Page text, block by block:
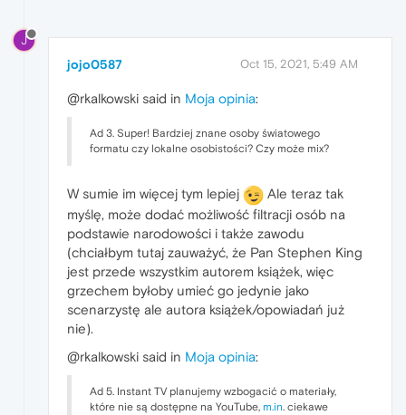
J
jojo0587 Oct 15, 2021, 5:49 AM
@rkalkowski said in Moja opinia:
Ad 3. Super! Bardziej znane osoby światowego
formatu czy lokalne osobistości? Czy może mix?
W sumie im więcej tym lepiej
Ale teraz tak
myślę, może dodać możliwość filtracji osób na
podstawie narodowości i także zawodu
(chciałbym tutaj zauważyć, że Pan Stephen King
jest przede wszystkim autorem książek, więc
grzechem byłoby umieć go jedynie jako
scenarzystę ale autora książek/opowiadań już
nie).
@rkalkowski said in Moja opinia:
Ad 5. Instant TV planujemy wzbogacić o materiały,
które nie są dostępne na YouTube, m.in. ciekawe